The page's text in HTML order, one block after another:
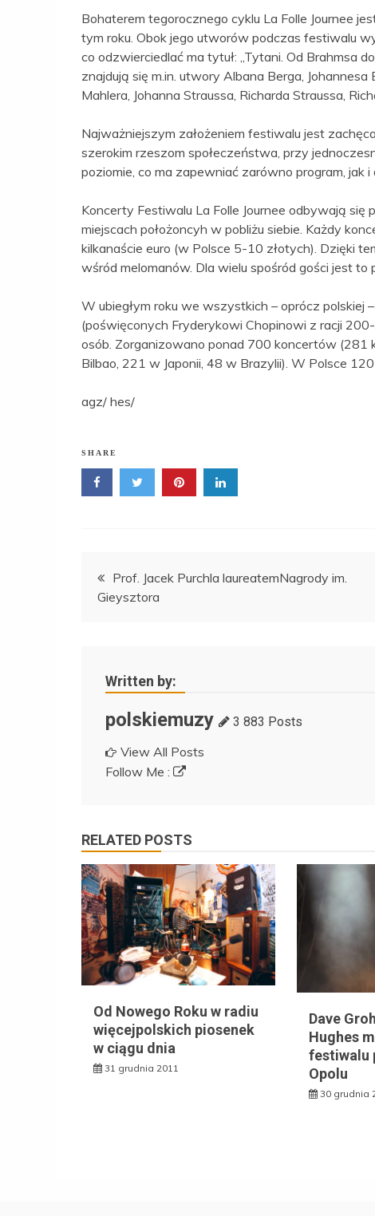
Bohaterem tegorocznego cyklu La Folle Journee
tym roku. Obok jego utworów podczas festiwalu
co odzwierciedlać ma tytuł: „Tytani. Od Brahmsa
znajdują się m.in. utwory Albana Berga,
Mahlera, Johanna Straussa, Richarda Straussa,
Najważniejszym założeniem festiwalu jest
szerokim rzeszom społeczeństwa, przy
poziomie, co ma zapewniać zarówno program, jak
Koncerty Festiwalu La Folle Journee odbywają się
miejscach położoncyh w pobliżu siebie. Każdy
kilkanaście euro (w Polsce 5-10 złotych). Dzięki
wśród melomanów. Dla wielu spośród gości jest
W ubiegłym roku we wszystkich – oprócz polskiej
(poświęconych Fryderykowi Chopinowi z racji
osób. Zorganizowano ponad 700 koncertów
Bilbao, 221 w Japonii, 48 w Brazylii). W Polsce
agz/ hes/
SHARE
Nawigacja
wpisu
Prof. Jacek Purchla laureatemNagrody im.
Gieysztora
Written by:
polskiemuzy 3 883 Posts
View All Posts
Follow Me :
RELATED POSTS
Od Nowego Roku w radiu
więcejpolskich piosenek
w ciągu dnia
31 grudnia 2011
Dave
Hughes
festiwalu
Opolu
30 grudnia